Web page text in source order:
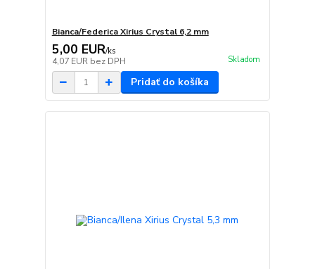
Bianca/Federica Xirius Crystal 6,2 mm
5,00 EUR/ks
4,07 EUR bez DPH Skladom
Pridať do košíka